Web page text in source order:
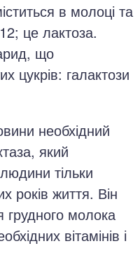
в молоці та
це лактоза.
що
цукрів: галактози
необхідний
який
тільки
років життя. Він
грудного молока
вітамінів і